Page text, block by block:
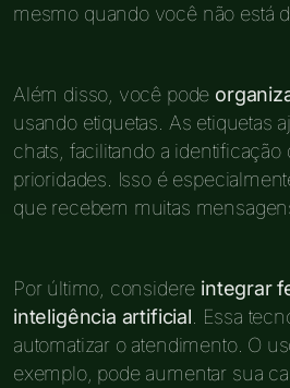
mesmo quando você não está
Além disso, você pode
usando etiquetas. As etiquetas
chats, facilitando a identificação
prioridades. Isso é
que recebem muitas
Por último, considere integrar
inteligência artificial . Essa
automatizar o atendimento. O
exemplo, pode aumentar sua